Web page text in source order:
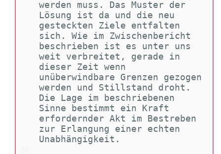
werden muss. Das Muster der
Lösung ist da und die neu
gesteckten Ziele entfalten
sich. Wie im Zwischenbericht
beschrieben ist es unter uns
weit verbreitet, gerade in
dieser Zeit wenn
unüberwindbare Grenzen gezogen
werden und Stillstand droht.
Die Lage im beschriebenen
Sinne bestimmt ein Kraft
erfordernder Akt im Bestreben
zur Erlangung einer echten
Unabhängigkeit.